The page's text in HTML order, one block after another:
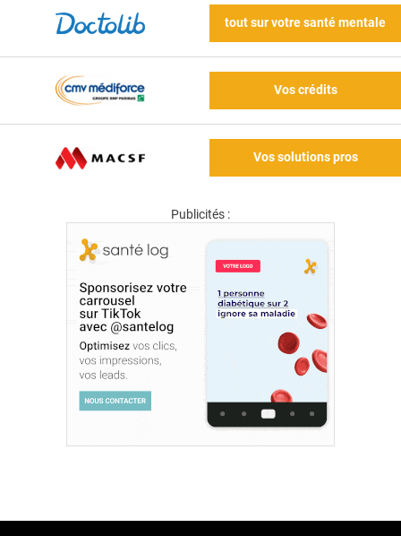
tout sur votre santé mentale
Vos crédits
Vos solutions pros
Publicités :